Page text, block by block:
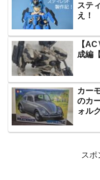
ステ
え！
【
成編
カー
のカ
ォル
スポ